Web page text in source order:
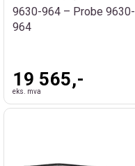
9630-964 – Probe 9630-
964
19 565,-
eks. mva